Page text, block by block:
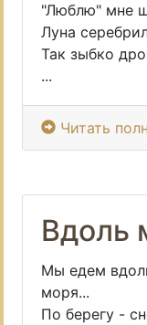
"Люблю" мне
Луна
Так зыбко
...
Читать
Вдоль
Мы едем
моря...
По берегу -